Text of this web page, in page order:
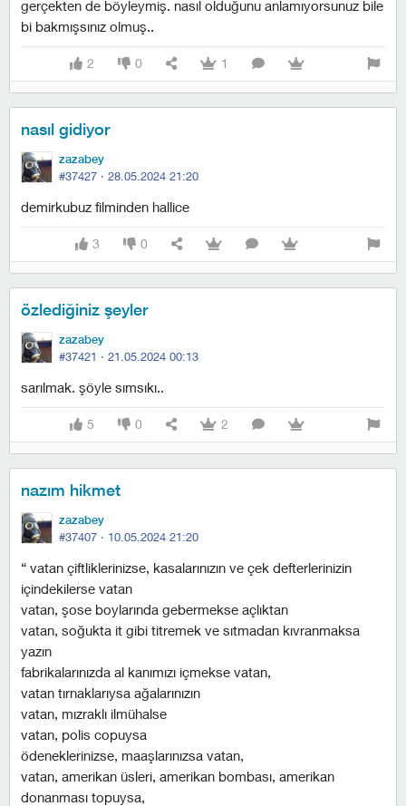
gerçekten de böyleymiş. nasıl olduğunu anlamıyorsunuz bile
bi bakmışsınız olmuş..
2 0 1
nasıl gidiyor
zazabey
#37427 · 28.05.2024 21:20
demirkubuz filminden hallice
3 0
özlediğiniz şeyler
zazabey
#37421 · 21.05.2024 00:13
sarılmak. şöyle sımsıkı..
5 0 2
nazım hikmet
zazabey
#37407 · 10.05.2024 21:20
“ vatan çiftliklerinizse, kasalarınızın ve çek defterlerinizin
içindekilerse vatan
vatan, şose boylarında gebermekse açlıktan
vatan, soğukta it gibi titremek ve sıtmadan kıvranmaksa
yazın
fabrikalarınızda al kanımızı içmekse vatan,
vatan tırnaklarıysa ağalarınızın
vatan, mızraklı ilmühalse
vatan, polis copuysa
ödeneklerinizse, maaşlarınızsa vatan,
vatan, amerikan üsleri, amerikan bombası, amerikan
donanması topuysa,